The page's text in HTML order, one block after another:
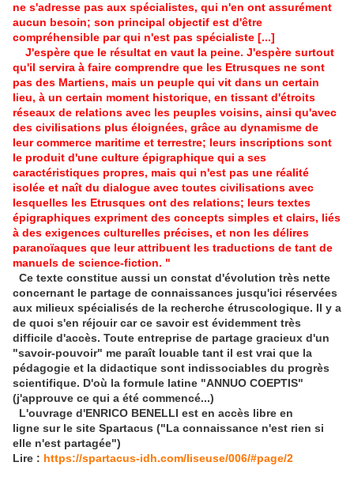
ne s'adresse pas aux spécialistes, qui n'en ont assurément
aucun besoin; son principal objectif est d'être
compréhensible par qui n'est pas spécialiste [...]
J'espère que le résultat en vaut la peine. J'espère surtout
qu'il servira à faire comprendre que les Etrusques ne sont
pas des Martiens, mais un peuple qui vit dans un certain
lieu, à un certain moment historique, en tissant d'étroits
réseaux de relations avec les peuples voisins, ainsi qu'avec
des civilisations plus éloignées, grâce au dynamisme de
leur commerce maritime et terrestre; leurs inscriptions sont
le produit d'une culture épigraphique qui a ses
caractéristiques propres, mais qui n'est pas une réalité
isolée et naît du dialogue avec toutes civilisations avec
lesquelles les Etrusques ont des relations; leurs textes
épigraphiques expriment des concepts simples et clairs, liés
à des exigences culturelles précises, et non les délires
paranoïaques que leur attribuent les traductions de tant de
manuels de science-fiction. "
Ce texte constitue aussi un constat d'évolution très nette
concernant le partage de connaissances jusqu'ici réservées
aux milieux spécialisés de la recherche étruscologique. Il y a
de quoi s'en réjouir car ce savoir est évidemment très
difficile d'accès. Toute entreprise de partage gracieux d'un
"savoir-pouvoir" me paraît louable tant il est vrai que la
pédagogie et la didactique sont indissociables du progrès
scientifique. D'où la formule latine "ANNUO COEPTIS"
(j'approuve ce qui a été commencé...)
L'ouvrage d'ENRICO BENELLI est en accès libre en
ligne sur le site Spartacus ("La connaissance n'est rien si
elle n'est partagée")
Lire : https://spartacus-idh.com/liseuse/006/#page/2